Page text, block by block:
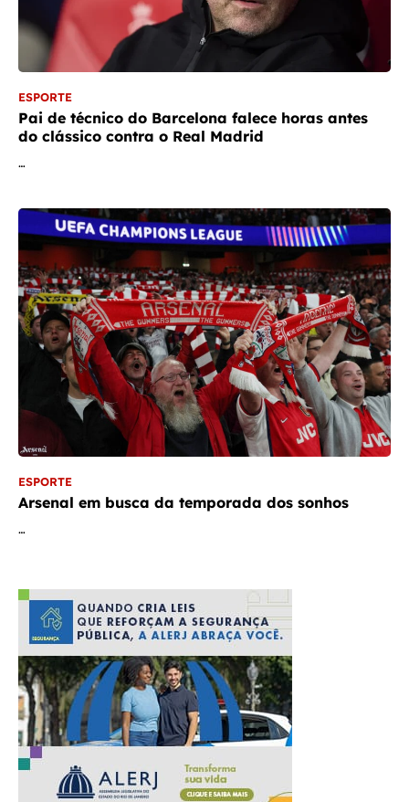
ESPORTE
Pai de técnico do Barcelona falece horas antes
do clássico contra o Real Madrid
…
ESPORTE
Arsenal em busca da temporada dos sonhos
…